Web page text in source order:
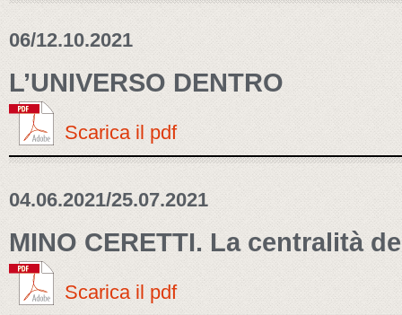
06/12.10.2021
L’UNIVERSO DENTRO
Scarica il pdf
04.06.2021/25.07.2021
MINO CERETTI. La centralità
Scarica il pdf